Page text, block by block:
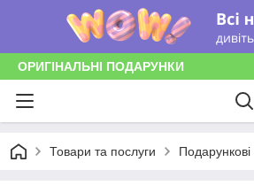
ОРИГІНАЛЬНІ ПОДАРУНКИ
Товари та послуги